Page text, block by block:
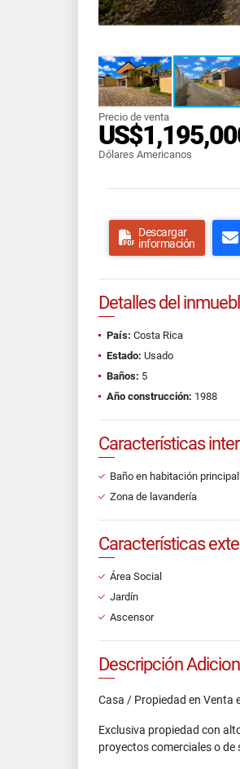
Precio de venta
Dólares Americanos
Descargar
información
Detalles del
País: Costa Rica
Estado: Usado
Baños: 5
Año construcción: 1988
Características
Baño en habitación principal
Zona de lavandería
Características
Área Social
Jardín
Ascensor
Descripción
Casa / Propiedad en Venta
Exclusiva propiedad con
proyectos comerciales o de